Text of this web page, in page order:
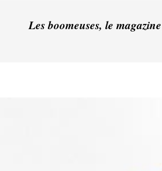
Les boomeuses, le